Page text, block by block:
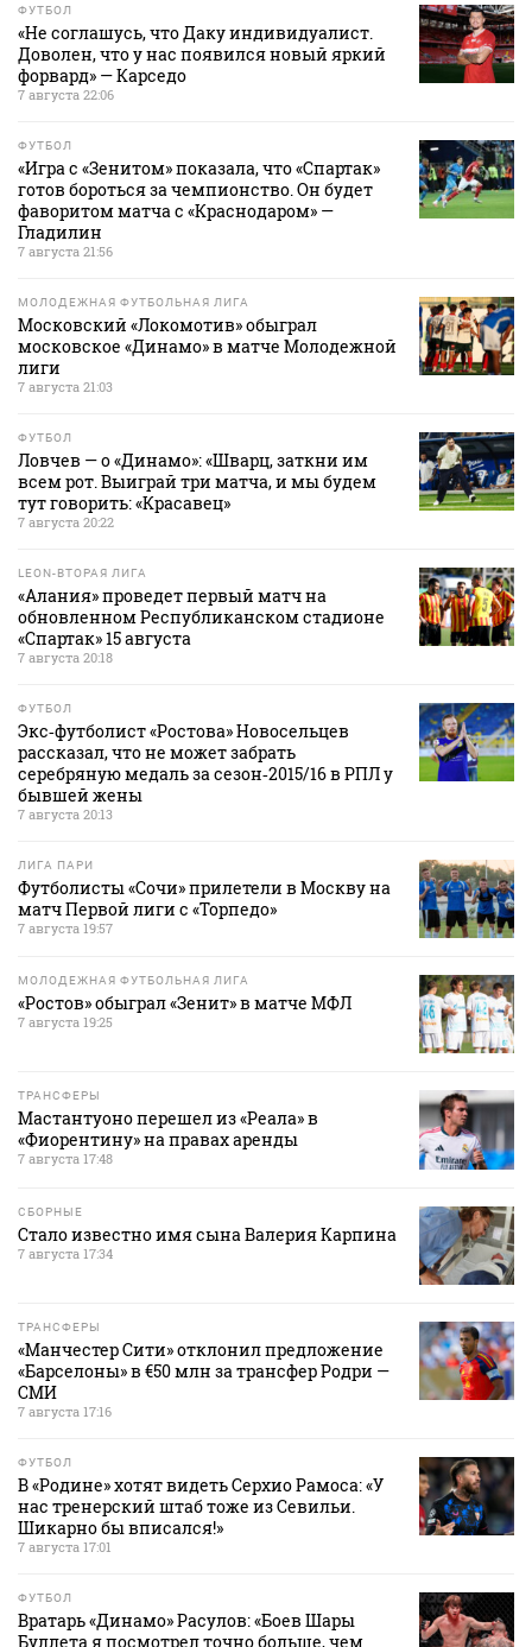
ФУТБОЛ
«Не соглашусь, что Даку индивидуалист.
Доволен, что у нас появился новый яркий
форвард» — Карседо
7 августа 22:06
ФУТБОЛ
«Игра с «Зенитом» показала, что «Спартак»
готов бороться за чемпионство. Он будет
фаворитом матча с «Краснодаром» —
Гладилин
7 августа 21:56
МОЛОДЕЖНАЯ ФУТБОЛЬНАЯ ЛИГА
Московский «Локомотив» обыграл
московское «Динамо» в матче Молодежной
лиги
7 августа 21:03
ФУТБОЛ
Ловчев — о «Динамо»: «Шварц, заткни им
всем рот. Выиграй три матча, и мы будем
тут говорить: «Красавец»
7 августа 20:22
LEON-ВТОРАЯ ЛИГА
«Алания» проведет первый матч на
обновленном Республиканском стадионе
«Спартак» 15 августа
7 августа 20:18
ФУТБОЛ
Экс‑футболист «Ростова» Новосельцев
рассказал, что не может забрать
серебряную медаль за сезон‑2015/16 в РПЛ у
бывшей жены
7 августа 20:13
ЛИГА ПАРИ
Футболисты «Сочи» прилетели в Москву на
матч Первой лиги с «Торпедо»
7 августа 19:57
МОЛОДЕЖНАЯ ФУТБОЛЬНАЯ ЛИГА
«Ростов» обыграл «Зенит» в матче МФЛ
7 августа 19:25
ТРАНСФЕРЫ
Мастантуоно перешел из «Реала» в
«Фиорентину» на правах аренды
7 августа 17:48
СБОРНЫЕ
Стало известно имя сына Валерия Карпина
7 августа 17:34
ТРАНСФЕРЫ
«Манчестер Сити» отклонил предложение
«Барселоны» в €50 млн за трансфер Родри —
СМИ
7 августа 17:16
ФУТБОЛ
В «Родине» хотят видеть Серхио Рамоса: «У
нас тренерский штаб тоже из Севильи.
Шикарно бы вписался!»
7 августа 17:01
ФУТБОЛ
Вратарь «Динамо» Расулов: «Боев Шары
Буллета я посмотрел точно больше, чем